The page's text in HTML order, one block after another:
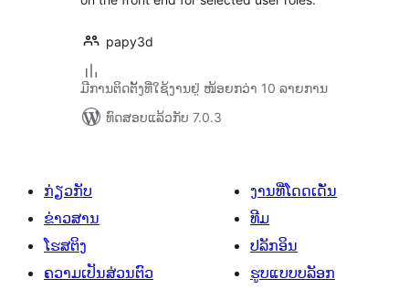
papy3d
ມີການຕິດຕັ້ງທີ່ໃຊ້ງານຢູ່ ໜ້ອຍກວ່າ 10 ລາຍການ
ທົດສອບແລ້ວກັບ 7.0.3
ກ່ຽວກັບ
ຂ່າວສານ
ໂຮສຕິງ
ຄວາມເປັນສ່ວນຕົວ
ງານທີ່ໂດດເດັ່ນ
ທີມ
ປລັກອິນ
ຮູບແບບບລັອກ